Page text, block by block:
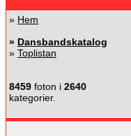
» Hem
» Dansbandskatalog
» Toplistan
8459 foton i 2640
kategorier.